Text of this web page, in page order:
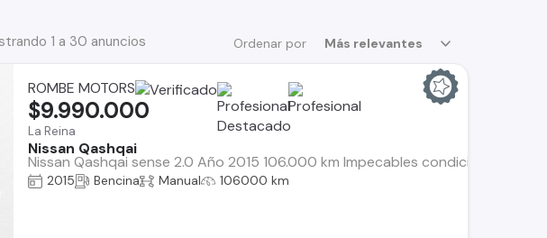
Ordenar por Más relevantes
1 a 30 anuncios
ROMBE MOTORS
La Reina
Nissan Qashqai
Nissan Qashqai sense 2.0 Año 2015 106.000 km Impecables condiciones
$9.990.000
2015 Bencina Manual 106000 km